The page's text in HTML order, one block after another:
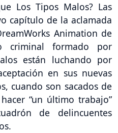
Los Tipos Malos? Las
capítulo de la aclamada
Animation de
criminal formado por
están luchando por
en sus nuevas
cuando son sacados de
“un último trabajo”
de delincuentes